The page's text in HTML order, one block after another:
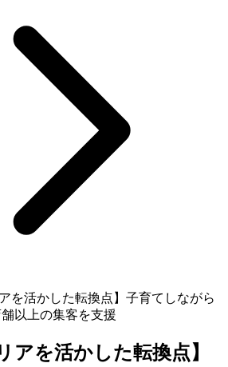
を活かした転換点】子育てしながら
以上の集客を支援
アを活かした転換点】